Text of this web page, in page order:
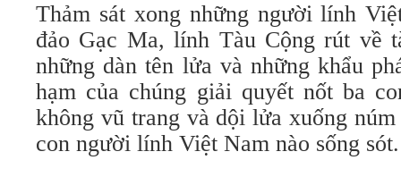
Thảm sát xong những người lính
đảo Gạc Ma, lính Tàu Cộng rút về
những dàn tên lửa và những khẩu
hạm của chúng giải quyết nốt ba
không vũ trang và dội lửa xuống
con người lính Việt Nam nào sống sót.